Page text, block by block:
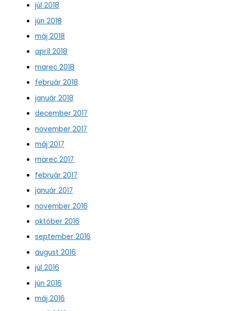
júl 2018
jún 2018
máj 2018
apríl 2018
marec 2018
február 2018
január 2018
december 2017
november 2017
máj 2017
marec 2017
február 2017
január 2017
november 2016
október 2016
september 2016
august 2016
júl 2016
jún 2016
máj 2016